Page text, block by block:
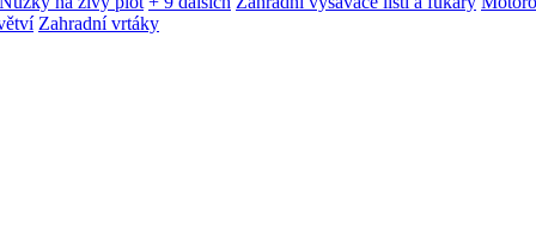
Zahradní vrtáky